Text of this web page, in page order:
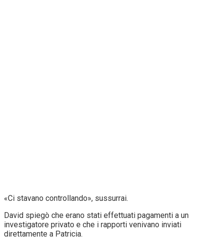
«Ci stavano controllando», sussurrai.
David spiegò che erano stati effettuati pagamenti a un
investigatore privato e che i rapporti venivano inviati
direttamente a Patricia.